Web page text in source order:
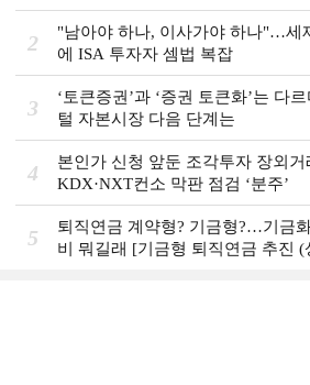
2
"남아야 하나, 이사가야 하나"…세
에 ISA 투자자 셈법 복잡
3
‘토큰증권’과 ‘증권 토큰화’는 다
털 자본시장 다음 단계는
4
본인가 신청 앞둔 조각투자 장외
KDX·NXT컨소 막판 점검 ‘분주’
5
퇴직연금 계약형? 기금형?…기금
비 뭐길래 [기금형 퇴직연금 추진 (